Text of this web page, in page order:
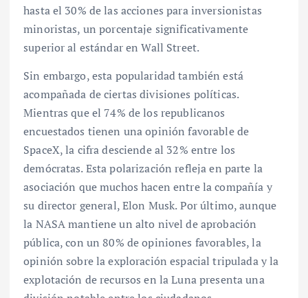
hasta el 30% de las acciones para inversionistas
minoristas, un porcentaje significativamente
superior al estándar en Wall Street.
Sin embargo, esta popularidad también está
acompañada de ciertas divisiones políticas.
Mientras que el 74% de los republicanos
encuestados tienen una opinión favorable de
SpaceX, la cifra desciende al 32% entre los
demócratas. Esta polarización refleja en parte la
asociación que muchos hacen entre la compañía y
su director general, Elon Musk. Por último, aunque
la NASA mantiene un alto nivel de aprobación
pública, con un 80% de opiniones favorables, la
opinión sobre la exploración espacial tripulada y la
explotación de recursos en la Luna presenta una